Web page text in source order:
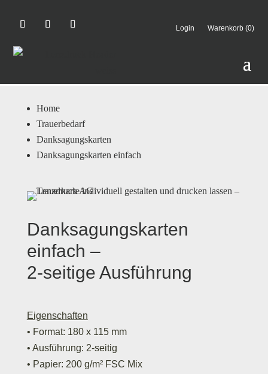
Login Warenkorb (0)
Home
Trauerbedarf
Danksagungskarten
Danksagungskarten einfach
Danksagungskarten
einfach –
2-seitige Ausführung
Eigenschaften
• Format: 180 x 115 mm
• Ausführung: 2-seitig
• Papier: 200 g/m² FSC Mix